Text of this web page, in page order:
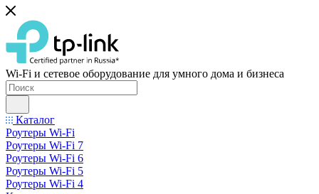
Wi-Fi и сетевое оборудование для умного дома и бизнеса
Каталог
Роутеры Wi-Fi
Роутеры Wi-Fi 7
Роутеры Wi-Fi 6
Роутеры Wi-Fi 5
Роутеры Wi-Fi 4